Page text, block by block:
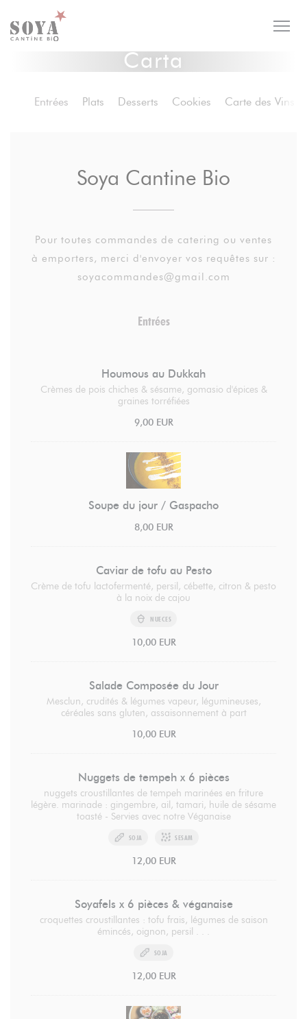
Personalización de sus opciones de cookies
Carta
Entrées Plats Desserts Cookies Carte des Vins
Soya Cantine Bio
Pour toutes commandes de catering ou ventes
à emporters, merci d'envoyer vos requêtes sur :
soyacommandes@gmail.com
Entrées
Houmous au Dukkah
Crèmes de pois chiches & sésame, gomasio d'épices &
graines torréfiées
9,00 EUR
Soupe du jour / Gaspacho
8,00 EUR
Caviar de tofu au Pesto
Crème de tofu lactofermenté, persil, cébette, citron & pesto
à la noix de cajou
NUECES
10,00 EUR
Salade Composée du Jour
Mesclun, crudités & légumes vapeur, légumineuses,
céréales sans gluten, assaisonnement à part
10,00 EUR
Nuggets de tempeh x 6 pièces
nuggets croustillantes de tempeh marinées en friture
légère. marinade : gingembre, ail, tamari, huile de sésame
toasté - Servies avec notre Véganaise
SOJA SESAM
12,00 EUR
Soyafels x 6 pièces & véganaise
croquettes croustillantes : tofu frais, légumes de saison
émincés, oignon, persil . . .
SOJA
12,00 EUR